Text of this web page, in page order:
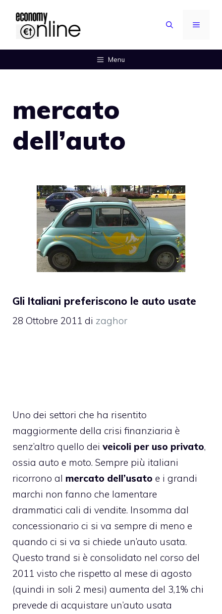
contenuto
MENU
Menu
mercato
dell’auto
Gli Italiani preferiscono le auto usate
28 Ottobre 2011 di zaghor
Uno dei settori che ha risentito
maggiormente della crisi finanziaria è
senz’altro quello dei veicoli per uso privato,
ossia auto e moto. Sempre più italiani
ricorrono al mercato dell’usato e i grandi
marchi non fanno che lamentare
drammatici cali di vendite. Insomma dal
concessionario ci si va sempre di meno e
quando ci si va si chiede un’auto usata.
Questo trand si è consolidato nel corso del
2011 visto che rispetto al mese di agosto
(quindi in soli 2 mesi) aumenta del 3,1% chi
prevede di acquistare un’auto usata